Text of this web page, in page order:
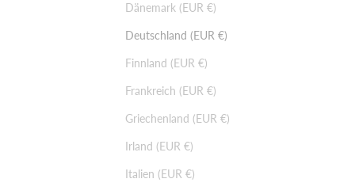
Dänemark (EUR €)
Deutschland (EUR €)
Finnland (EUR €)
Frankreich (EUR €)
Griechenland (EUR €)
Irland (EUR €)
Italien (EUR €)